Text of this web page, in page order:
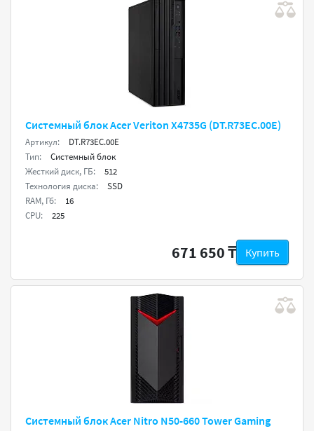
Системный блок Acer Veriton X4735G (DT.R73EC.00E)
Артикул:
DT.R73EC.00E
Тип:
Системный блок
Жесткий диск, ГБ:
512
Технология диска:
SSD
RAM, Гб:
16
CPU:
225
671 650 ₸ Купить
Системный блок Acer Nitro N50-660 Tower Gaming